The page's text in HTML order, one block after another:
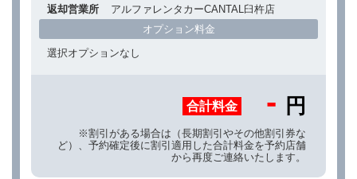
返却営業所
アルファレンタカーCANTAL臼杵店
オプション料金
選択オプションなし
合計料金 - 円
※割引がある場合は（長期割引やその他割引券な
ど）、予約確定後に割引適用した合計料金を予約店舗
から再度ご連絡いたします。